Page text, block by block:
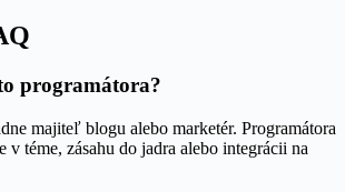
programátora?
majiteľ blogu alebo marketér. Programátora
v téme, zásahu do jadra alebo integrácii na